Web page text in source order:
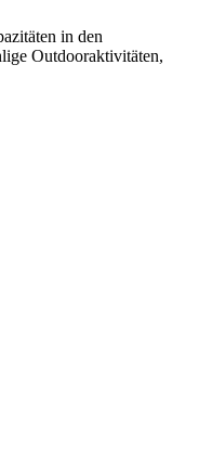
in den
Outdooraktivitäten,